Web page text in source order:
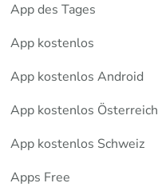
App des Tages
App kostenlos
App kostenlos Android
App kostenlos Österreich
App kostenlos Schweiz
Apps Free